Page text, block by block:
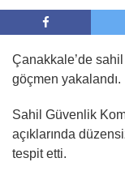
Çanakkale’de
göçmen yakalandı.
Sahil Güvenlik
açıklarında
tespit etti.